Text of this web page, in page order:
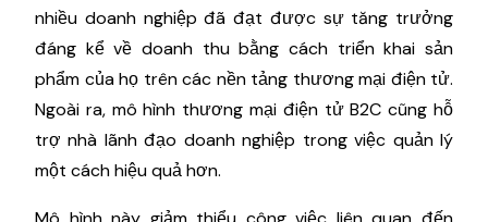
nhiều doanh nghiệp đã đạt được sự tăng trưởng
đáng kể về doanh thu bằng cách triển khai sản
phẩm của họ trên các nền tảng thương mại điện tử.
Ngoài ra, mô hình thương mại điện tử B2C cũng hỗ
trợ nhà lãnh đạo doanh nghiệp trong việc quản lý
một cách hiệu quả hơn.